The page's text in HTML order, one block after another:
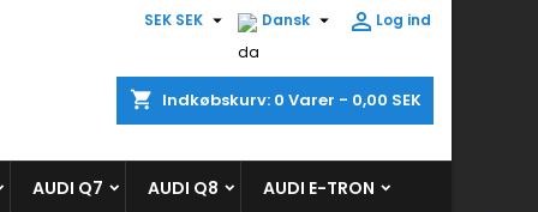
 Log ind
Dansk 
SEK SEK 
shopping_cart Indkøbskurv: 0 Varer - 0,00 SEK
AUDI Q7 AUDI Q8 AUDI E-TRON